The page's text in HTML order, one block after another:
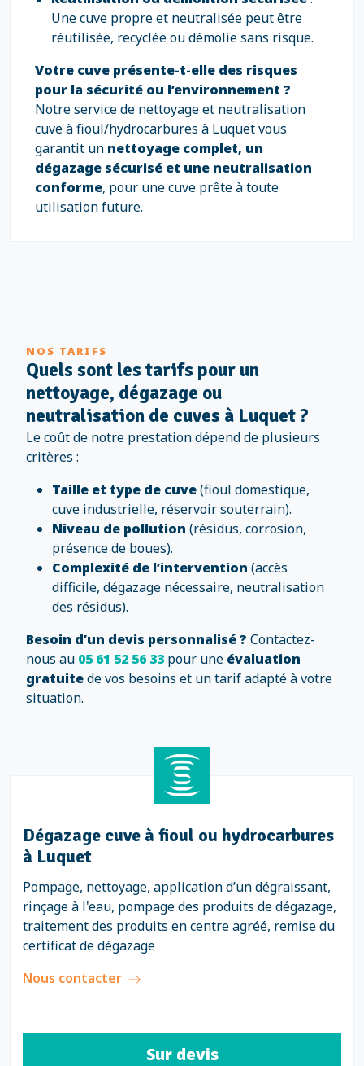
Une cuve propre et neutralisée peut être
réutilisée, recyclée ou démolie sans risque.
Votre cuve présente-t-elle des risques
pour la sécurité ou l’environnement ?
Notre service de nettoyage et neutralisation
cuve à fioul/hydrocarbures à Luquet vous
garantit un nettoyage complet, un
dégazage sécurisé et une neutralisation
conforme, pour une cuve prête à toute
utilisation future.
NOS TARIFS
Quels sont les tarifs pour un
nettoyage, dégazage ou
neutralisation de cuves à Luquet ?
Le coût de notre prestation dépend de plusieurs
critères :
Taille et type de cuve(fioul domestique,
cuve industrielle, réservoir souterrain).
Niveau de pollution (résidus, corrosion,
présence de boues).
Complexité de l’intervention (accès
difficile, dégazage nécessaire, neutralisation
des résidus).
Besoin d’un devis personnalisé ? Contactez-
nous au 05 61 52 56 33 pour une évaluation
gratuitede vos besoins et un tarif adapté à votre
situation.
Dégazage cuve à fioul ou hydrocarbures
à Luquet
Pompage, nettoyage, application d’un dégraissant,
rinçage à l'eau, pompage des produits de dégazage,
traitement des produits en centre agréé, remise du
certificat de dégazage
Nous contacter
Sur devis